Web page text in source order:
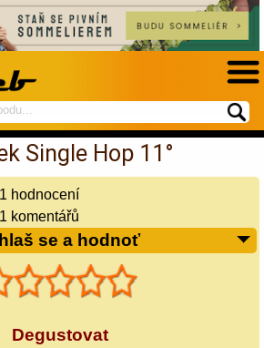
Single Hop 11°
1 hodnocení
1 komentářů
se a hodnoť
Degustovat